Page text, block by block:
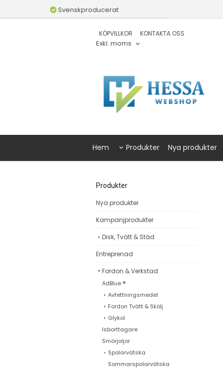
Svenskproducerat
KÖPVILLKOR KONTAKTA OSS
Exkl. moms
Hem Produkter Nya produkter
Produkter
Nya produkter
Kampanjprodukter
Disk, Tvätt & Städ
Entreprenad
Fordon & Verkstad
AdBlue ®
Avfettningsmedel
Fordon Tvätt & Skölj
Glykol
Isborttagare
Smörjoljor
Spolarvätska
Sommarspolarvätska